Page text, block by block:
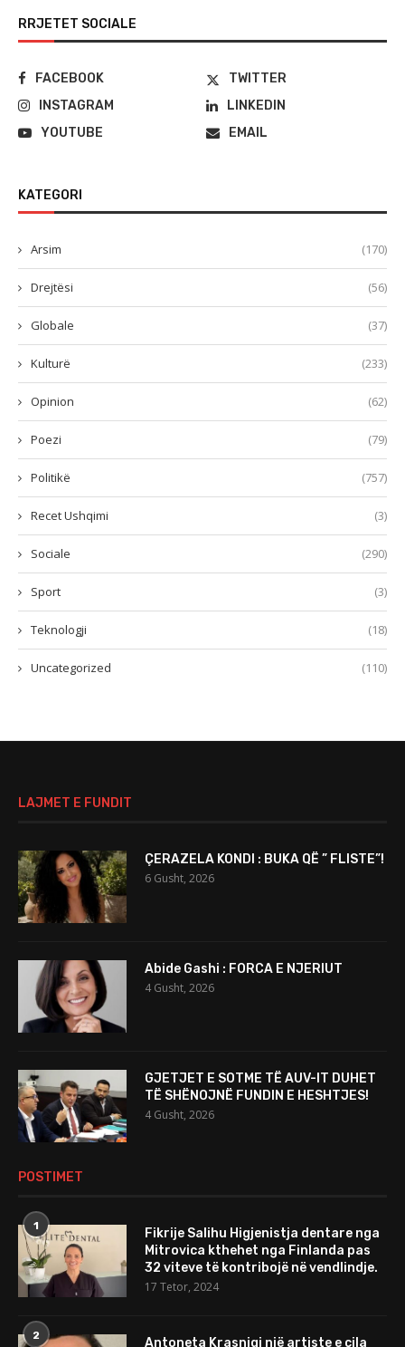
RRJETET SOCIALE
FACEBOOK
TWITTER
INSTAGRAM
LINKEDIN
YOUTUBE
EMAIL
KATEGORI
Arsim (170)
Drejtësi (56)
Globale (37)
Kulturë (233)
Opinion (62)
Poezi (79)
Politikë (757)
Recet Ushqimi (3)
Sociale (290)
Sport (3)
Teknologji (18)
Uncategorized (110)
LAJMET E FUNDIT
ÇERAZELA KONDI : BUKA QË ” FLISTE”!
6 Gusht, 2026
Abide Gashi : FORCA E NJERIUT
4 Gusht, 2026
GJETJET E SOTME TË AUV-IT DUHET
TË SHËNOJNË FUNDIN E HESHTJES!
4 Gusht, 2026
POSTIMET
1
Fikrije Salihu Higjenistja dentare nga
Mitrovica kthehet nga Finlanda pas
32 viteve të kontribojë në vendlindje.
17 Tetor, 2024
2 Antoneta Krasniqi një artiste e cila